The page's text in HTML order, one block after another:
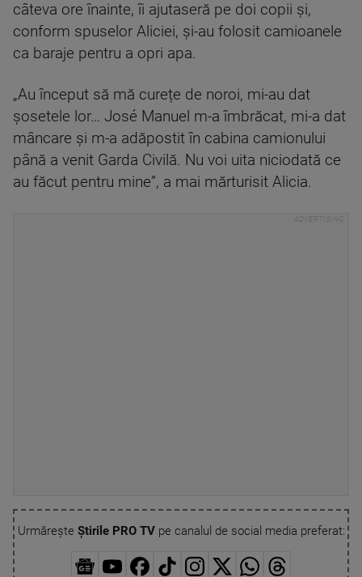
câteva ore înainte, îi ajutaseră pe doi copii și,
conform spuselor Aliciei, și-au folosit camioanele
ca baraje pentru a opri apa.
„Au început să mă curețe de noroi, mi-au dat
șosetele lor… José Manuel m-a îmbrăcat, mi-a dat
mâncare și m-a adăpostit în cabina camionului
până a venit Garda Civilă. Nu voi uita niciodată ce
au făcut pentru mine”, a mai mărturisit Alicia.
Urmărește Știrile PRO TVpe canalul de social media preferat: